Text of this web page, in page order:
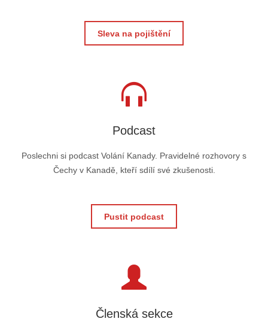
Sleva na pojištění
Podcast
Poslechni si podcast Volání Kanady. Pravidelné rozhovory s
Čechy v Kanadě, kteří sdílí své zkušenosti.
Pustit podcast
Členská sekce